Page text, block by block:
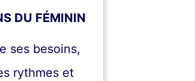
DU FÉMININ
ses besoins,
rythmes et